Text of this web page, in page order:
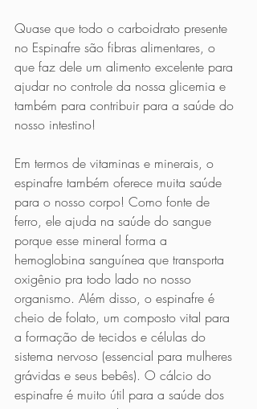
Quase que todo o carboidrato presente
no Espinafre são fibras alimentares, o
que faz dele um alimento excelente para
ajudar no controle da nossa glicemia e
também para contribuir para a saúde do
nosso intestino!
Em termos de vitaminas e minerais, o
espinafre também oferece muita saúde
para o nosso corpo! Como fonte de
ferro, ele ajuda na saúde do sangue
porque esse mineral forma a
hemoglobina sanguínea que transporta
oxigênio pra todo lado no nosso
organismo. Além disso, o espinafre é
cheio de folato, um composto vital para
a formação de tecidos e células do
sistema nervoso (essencial para mulheres
grávidas e seus bebês). O cálcio do
espinafre é muito útil para a saúde dos